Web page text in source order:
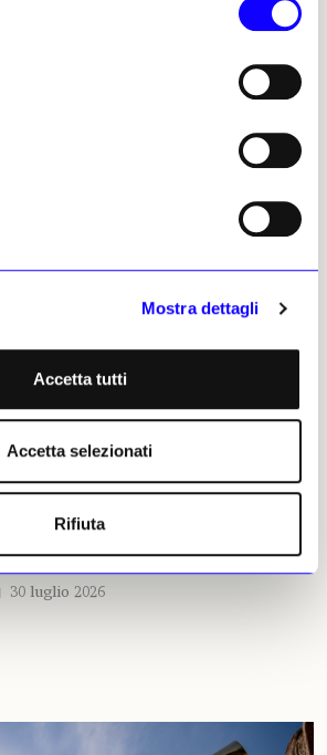
Mostra dettagli
Accetta tutti
Accetta selezionati
Rifiuta
al cospetto della monumentalità di
sito megalitico: chi si prenota per la
30 luglio 2026